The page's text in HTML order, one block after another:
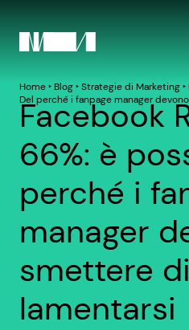
Home‣ Blog‣Strategie di Marketing‣
Del perché i fanpage manager
Facebook
66%: è
perché i
manager
smettere di
lamentarsi